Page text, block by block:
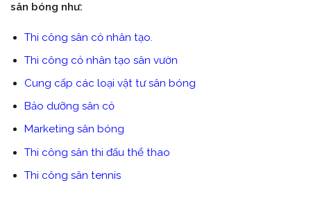
sân bóng như:
Thi công sân cỏ nhân tạo.
Thi công cỏ nhân tạo sân vườn
Cung cấp các loại vật tư sân bóng
Bảo dưỡng sân cỏ
Marketing sân bóng
Thi công sân thi đấu thể thao
Thi công sân tennis